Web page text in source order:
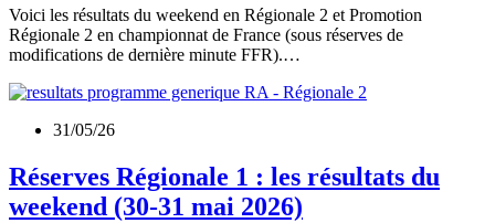
Voici les résultats du weekend en Régionale 2 et Promotion
Régionale 2 en championnat de France (sous réserves de
modifications de dernière minute FFR).…
31/05/26
Réserves Régionale 1 : les résultats du
weekend (30-31 mai 2026)